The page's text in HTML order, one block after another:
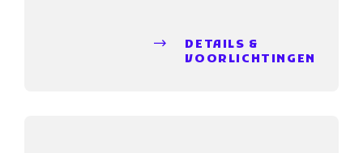
DETAILS &
VOORLICHTINGEN